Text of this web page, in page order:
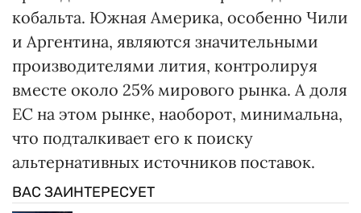
кобальта. Южная Америка, особенно Чили
и Аргентина, являются значительными
производителями лития, контролируя
вместе около 25% мирового рынка. А доля
ЕС на этом рынке, наоборот, минимальна,
что подталкивает его к поиску
альтернативных источников поставок.
ВАС ЗАИНТЕРЕСУЕТ